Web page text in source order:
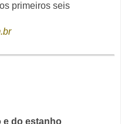
primeiros seis
e do estanho